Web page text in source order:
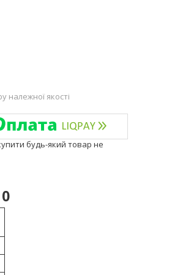
якості
будь-який товар не